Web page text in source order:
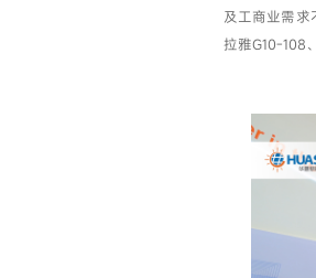
及工商业需求
拉雅G10-108